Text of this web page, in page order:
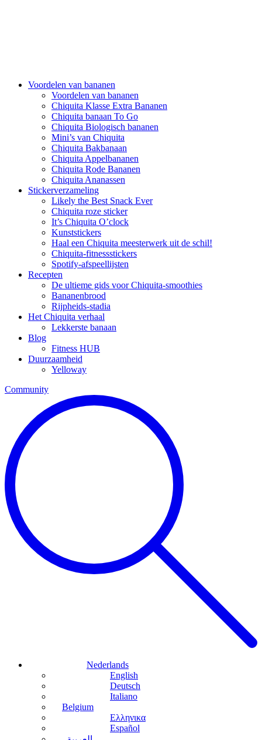
Voordelen van bananen
Voordelen van bananen
Chiquita Klasse Extra Bananen
Chiquita banaan To Go
Chiquita Biologisch bananen
Mini’s van Chiquita
Chiquita Bakbanaan
Chiquita Appelbananen
Chiquita Rode Bananen
Chiquita Ananassen
Stickerverzameling
Likely the Best Snack Ever
Chiquita roze sticker
It’s Chiquita O’clock
Kunststickers
Haal een Chiquita meesterwerk uit de schil!
Chiquita-fitnessstickers
Spotify-afspeellijsten
Recepten
De ultieme gids voor Chiquita-smoothies
Bananenbrood
Rijpheids-stadia
Het Chiquita verhaal
Lekkerste banaan
Blog
Fitness HUB
Duurzaamheid
Yelloway
Community
Nederlands
English
Deutsch
Italiano
Belgium
Ελληνικα
Español